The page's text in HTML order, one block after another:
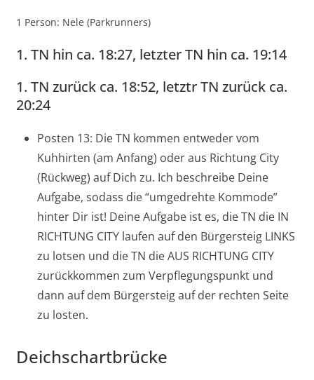
1 Person: Nele (Parkrunners)
1. TN hin ca. 18:27, letzter TN hin ca. 19:14
1. TN zurück ca. 18:52, letztr TN zurück ca.
20:24
Posten 13: Die TN kommen entweder vom
Kuhhirten (am Anfang) oder aus Richtung City
(Rückweg) auf Dich zu. Ich beschreibe Deine
Aufgabe, sodass die “umgedrehte Kommode”
hinter Dir ist! Deine Aufgabe ist es, die TN die IN
RICHTUNG CITY laufen auf den Bürgersteig LINKS
zu lotsen und die TN die AUS RICHTUNG CITY
zurückkommen zum Verpflegungspunkt und
dann auf dem Bürgersteig auf der rechten Seite
zu losten.
Deichschartbrücke